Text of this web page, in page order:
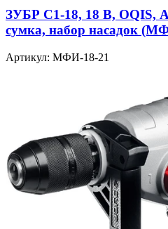
ЗУБР C1-18, 18 В, OQIS,
сумка, набор насадок
Артикул: МФИ-18-21